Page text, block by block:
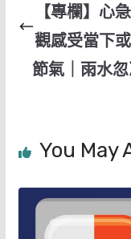
【專欄】心
觀感受當下
節氣｜雨水
You May